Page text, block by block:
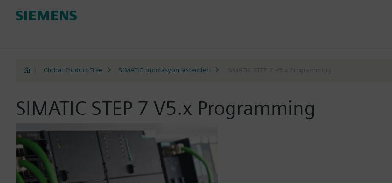
Global Product Tree SIMATIC otomasyon sistemleri SIMATIC STEP 7 V5.x Programming
SIMATIC STEP 7 V5.x Programming